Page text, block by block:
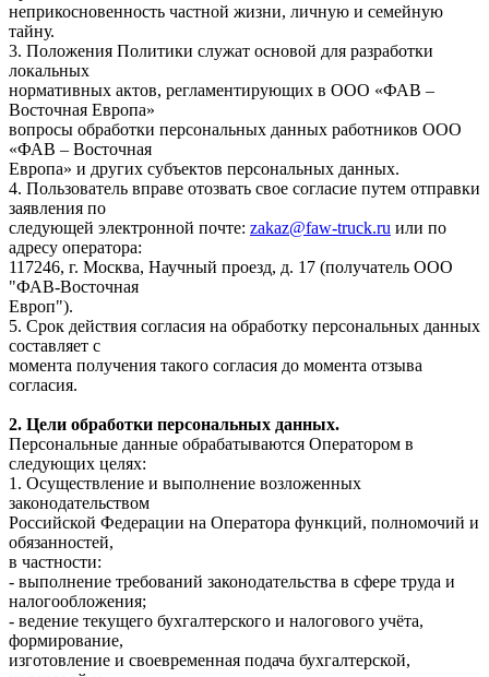
неприкосновенность частной жизни, личную и семейную
тайну.
3. Положения Политики служат основой для разработки
локальных
нормативных актов, регламентирующих в ООО «ФАВ –
Восточная Европа»
вопросы обработки персональных данных работников ООО
«ФАВ – Восточная
Европа» и других субъектов персональных данных.
4. Пользователь вправе отозвать свое согласие путем отправки
заявления по
следующей электронной почте: zakaz@faw-truck.ru или по
адресу оператора:
117246, г. Москва, Научный проезд, д. 17 (получатель ООО
"ФАВ-Восточная
Европ").
5. Срок действия согласия на обработку персональных данных
составляет с
момента получения такого согласия до момента отзыва
согласия.
2. Цели обработки персональных данных.
Персональные данные обрабатываются Оператором в
следующих целях:
1. Осуществление и выполнение возложенных
законодательством
Российской Федерации на Оператора функций, полномочий и
обязанностей,
в частности:
- выполнение требований законодательства в сфере труда и
налогообложения;
- ведение текущего бухгалтерского и налогового учёта,
формирование,
изготовление и своевременная подача бухгалтерской,